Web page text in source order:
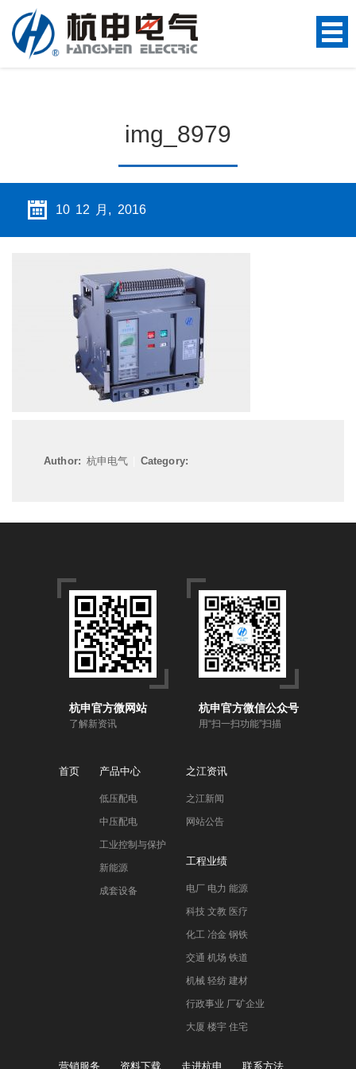
img_8979
10 12 月, 2016
Author: 杭申电气| Category:
杭申官方微网站
了解新资讯
杭申官方微信公众号
用“扫一扫功能”扫描
首页 产品中心
低压配电
中压配电
工业控制与保护
新能源
成套设备
之江资讯
之江新闻
网站公告
工程业绩
电厂 电力 能源
科技 文教 医疗
化工 冶金 钢铁
交通 机场 铁道
机械 轻纺 建材
行政事业 厂矿企业
大厦 楼宇 住宅
营销服务 资料下载 走进杭申 联系方法